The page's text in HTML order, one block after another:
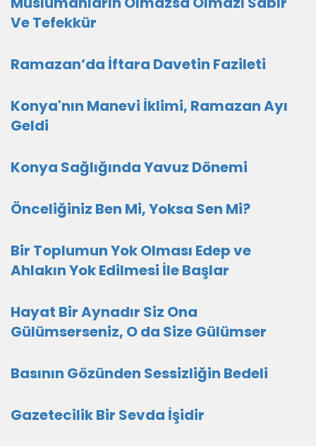
Ve Tefekkür
Ramazan’da İftara Davetin Fazileti
Konya'nın Manevi İklimi, Ramazan Ayı
Geldi
Konya Sağlığında Yavuz Dönemi
Önceliğiniz Ben Mi, Yoksa Sen Mi?
Bir Toplumun Yok Olması Edep ve
Ahlakın Yok Edilmesi İle Başlar
Hayat Bir Aynadır Siz Ona
Gülümserseniz, O da Size Gülümser
Basının Gözünden Sessizliğin Bedeli
Gazetecilik Bir Sevda İşidir